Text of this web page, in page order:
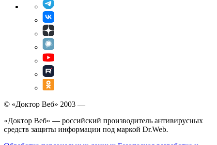
© «Доктор Веб» 2003 —
«Доктор Веб» — российский производитель антивирусных
средств защиты информации под маркой Dr.Web.